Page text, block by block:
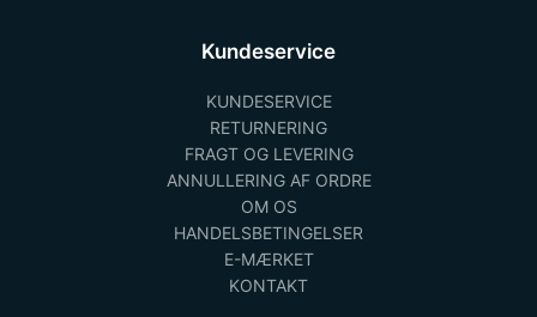
Kundeservice
KUNDESERVICE
RETURNERING
FRAGT OG LEVERING
ANNULLERING AF ORDRE
OM OS
HANDELSBETINGELSER
E-MÆRKET
KONTAKT